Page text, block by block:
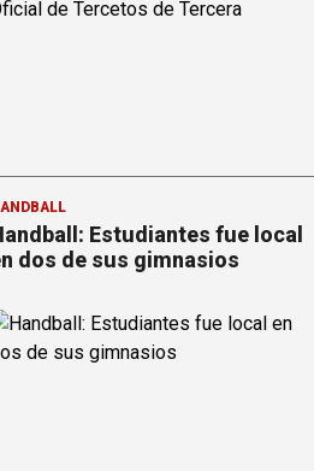
Estudiantes fue local
dos de sus gimnasios